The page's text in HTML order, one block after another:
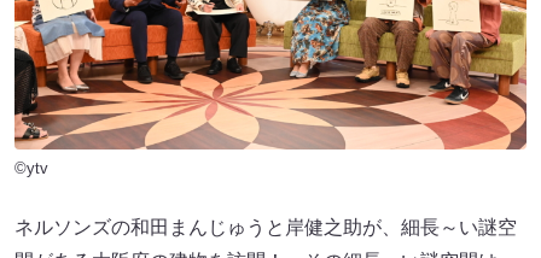
©ytv
ネルソンズの和田まんじゅうと岸健之助が、細長～い謎空